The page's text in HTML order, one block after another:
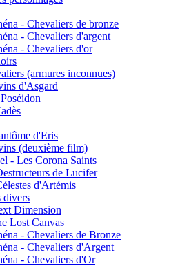
- Chevaliers de bronze
- Chevaliers d'argent
- Chevaliers d'or
(armures inconnues)
d'Asgard
d'Eris
(deuxième film)
- Les Corona Saints
de Lucifer
d'Artémis
divers
Dimension
Lost Canvas
- Chevaliers de Bronze
- Chevaliers d'Argent
- Chevaliers d'Or